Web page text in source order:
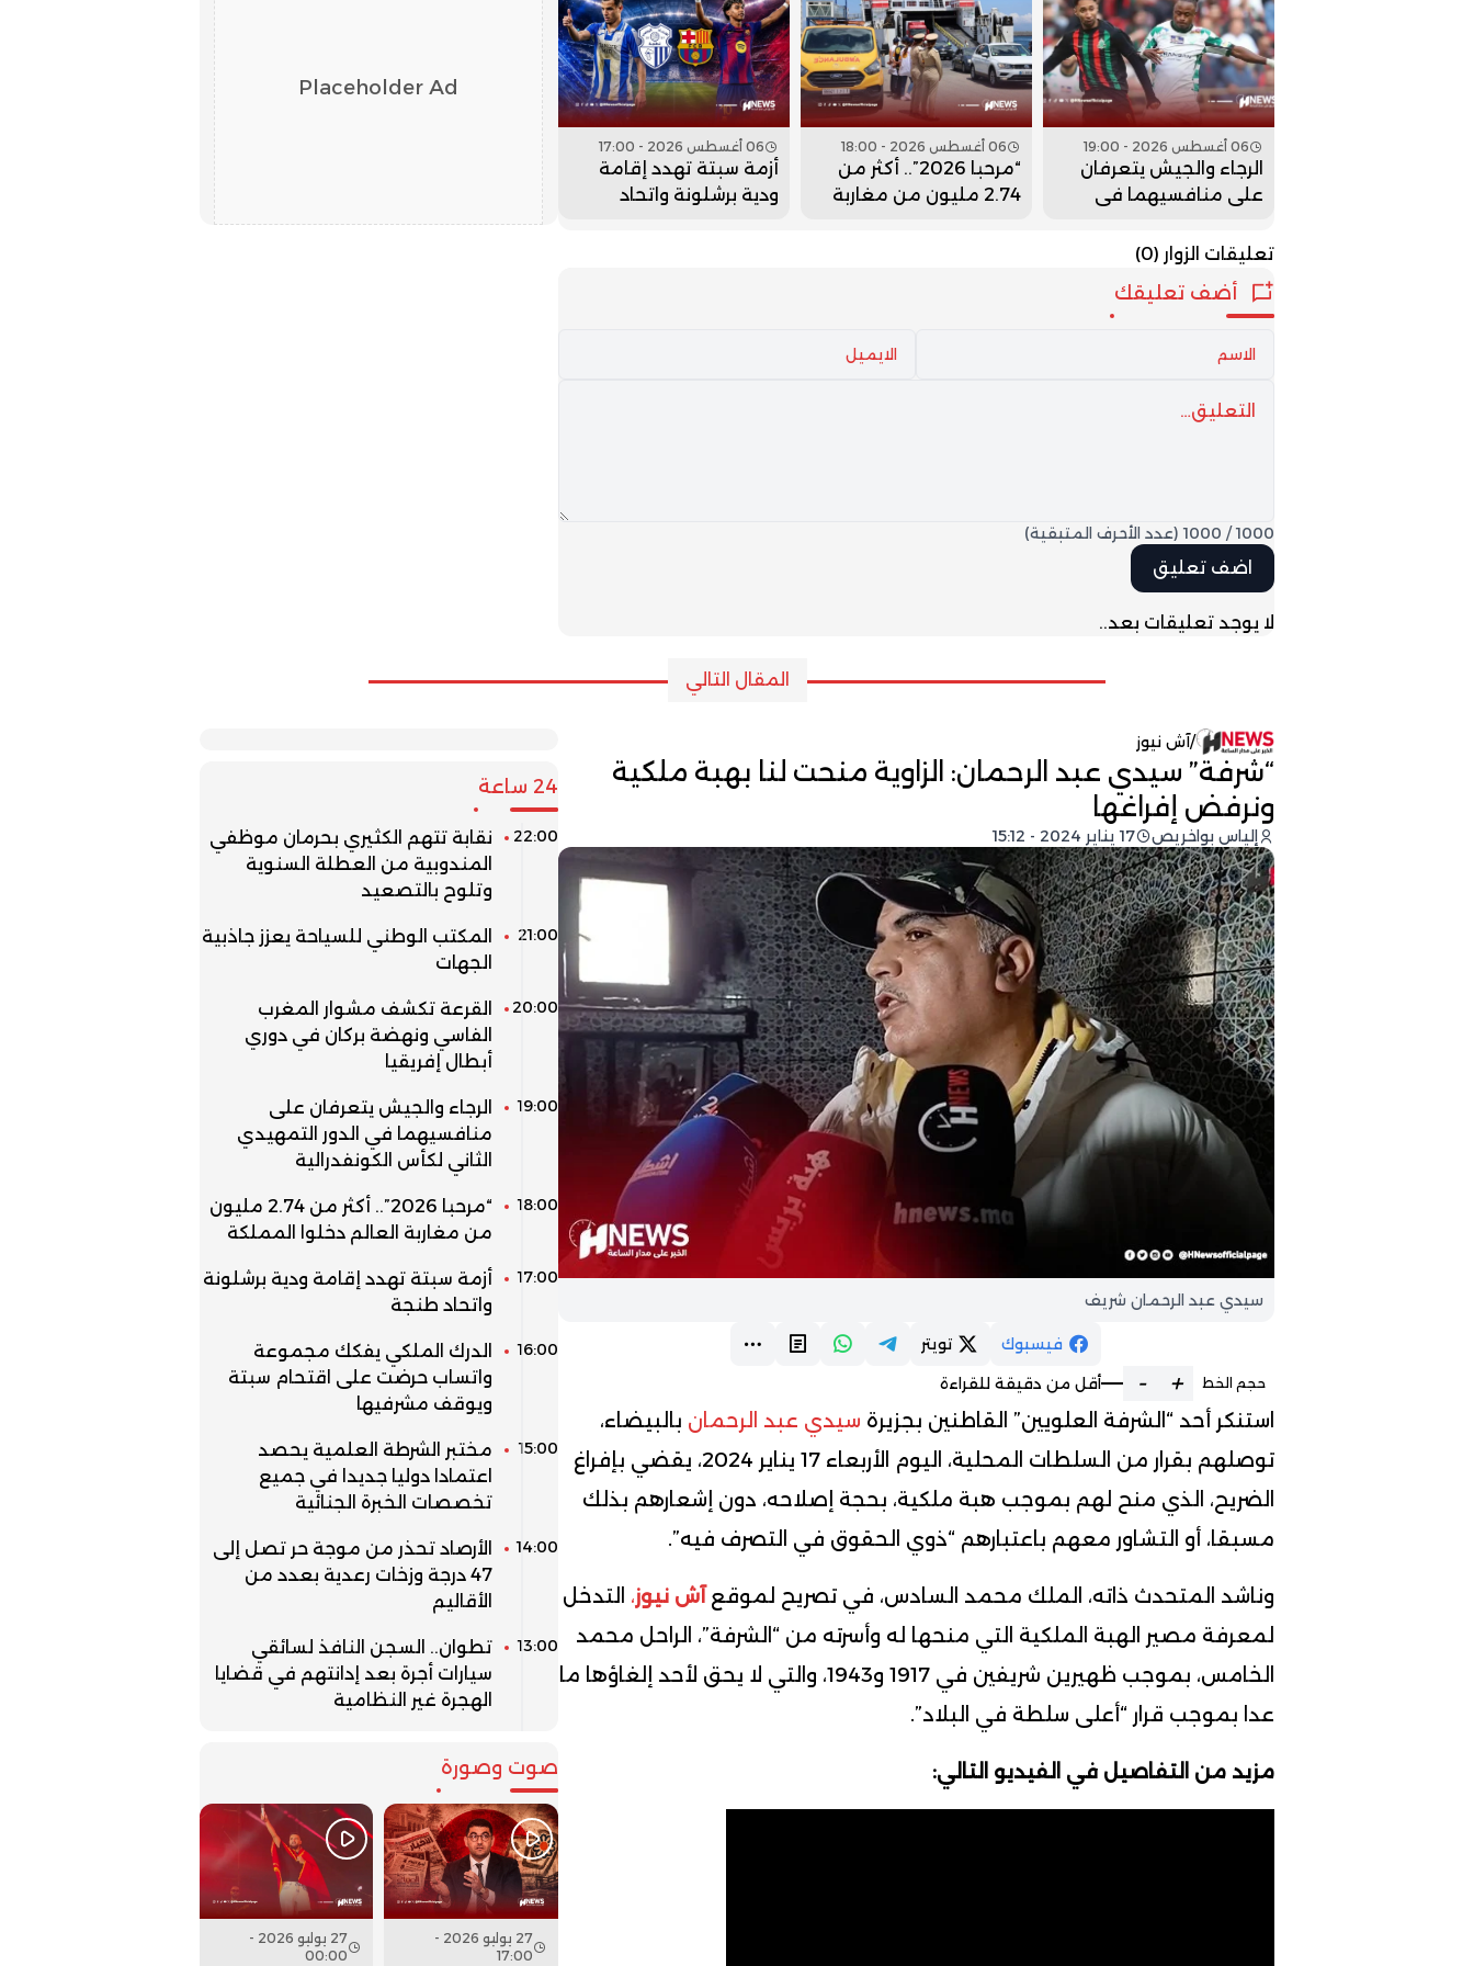
06 أغسطس 2026 - 19:00
الرجاء والجيش يتعرفان
على منافسيهما في
لكأس الكونفدرالية
06 أغسطس 2026 - 18:00
“مرحبا 2026”.. أكثر من
2.74 مليون من مغاربة
06 أغسطس 2026 - 17:00
أزمة سبتة تهدد إقامة
ودية برشلونة واتحاد
تعليقات الزوار (0)
أضف تعليقك
1000
/
1000 (عدد الأحرف المتبقية)
لا يوجد تعليقات بعد..
Placeholder Ad
المقال التالي
/آش نيوز
“شرفة” سيدي عبد الرحمان: الزاوية منحت لنا بهبة ملكية
ونرفض إفراغها
إلياس بواخريص 17 يناير 2024 - 15:12
سيدي عبد الرحمان شريف
فيسبوك تويتر
حجم الخط +
- أقل من دقيقة للقراءة
استنكر أحد “ الشرفة العلويين” القاطنين بجزيرة سيدي عبد الرحمان بالبيضاء،
توصلهم بقرار من السلطات المحلية، اليوم الأربعاء 17 يناير 2024، يقضي بإفراغ
لضريح، الذي منح لهم بموجب هبة ملكية، بحجة إصلاحه، دون إشعارهم بذلك
مسبقا، أو التشاور معهم باعتبارهم “ذوي الحقوق في التصرف فيه”.
وناشد المتحدث ذاته، الملك محمد السادس، في تصريح لموقع آش نيوز، التدخل
لمعرفة مصير الهبة الملكية التي منحها له وأسرته من “الشرفة”، الراحل محمد
الخامس، بموجب
ظهيرين شريفين في 1917 و1943، والتي لا يحق لأحد إلغاؤها ما
عدا بموجب قرار “أعلى سلطة في البلاد”.
مزيد من التفاصيل في الفيديو التالي:
24 ساعة
22:00
نقابة تتهم الكثيري بحرمان موظفي
المندوبية من العطلة السنوية
وتلوح بالتصعيد
21:00
المكتب الوطني للسياحة يعزز جاذبية
الجهات
20:00
القرعة تكشف مشوار المغرب
الفاسي ونهضة بركان في دوري
أبطال إفريقيا
19:00
الرجاء والجيش يتعرفان على
منافسيهما في الدور التمهيدي
الثاني لكأس الكونفدرالية
18:00
“مرحبا 2026”.. أكثر من 2.74 مليون
من مغاربة العالم دخلوا المملكة
17:00
أزمة سبتة تهدد إقامة ودية برشلونة
واتحاد طنجة
16:00
الدرك الملكي يفكك مجموعة
واتساب حرضت على اقتحام سبتة
ويوقف مشرفيها
15:00
مختبر الشرطة العلمية يحصد
اعتمادا دوليا جديدا في جميع
تخصصات الخبرة الجنائية
14:00
الأرصاد تحذر من موجة حر تصل إلى
47 درجة وزخات رعدية بعدد من
الأقاليم
13:00
تطوان.. السجن النافذ لسائقي
سيارات أجرة بعد إدانتهم في قضايا
الهجرة غير النظامية
صوت وصورة
27 يوليو 2026 -
17:00
27 يوليو 2026 -
00:00